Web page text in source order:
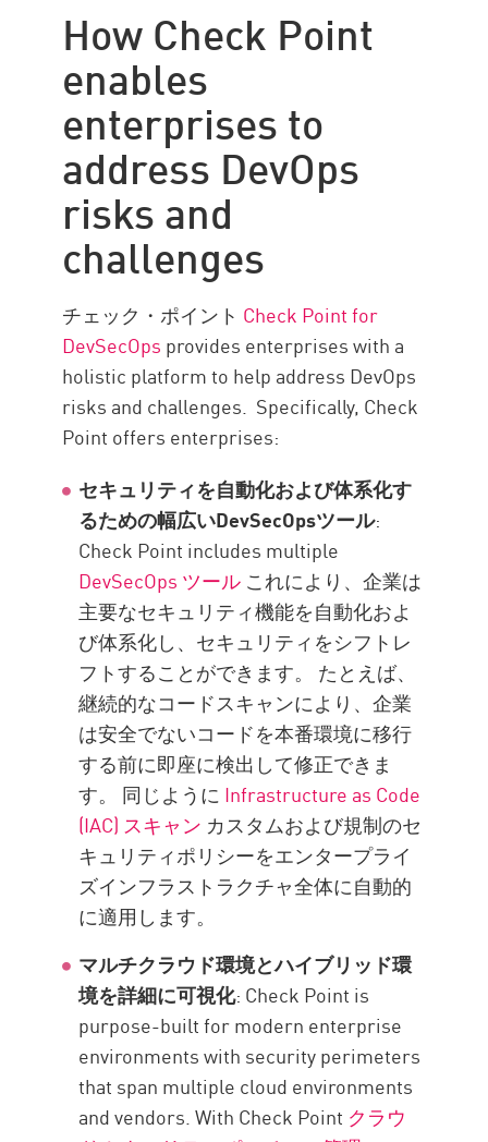
How Check Point
enables
enterprises to
address DevOps
risks and
challenges
チェック・ポイント Check Point for
DevSecOps provides enterprises with a
holistic platform to help address DevOps
risks and challenges. Specifically, Check
Point offers enterprises:
セキュリティを自動化および体系化す
るための幅広いDevSecOpsツール:
Check Point includes multiple
DevSecOps ツール これにより、企業は
主要なセキュリティ機能を自動化およ
び体系化し、セキュリティをシフトレ
フトすることができます。 たとえば、
継続的なコードスキャンにより、企業
は安全でないコードを本番環境に移行
する前に即座に検出して修正できま
す。 同じように Infrastructure as Code
(IAC) スキャン カスタムおよび規制のセ
キュリティポリシーをエンタープライ
ズインフラストラクチャ全体に自動的
に適用します。
マルチクラウド環境とハイブリッド環
境を詳細に可視化: Check Point is
purpose-built for modern enterprise
environments with security perimeters
that span multiple cloud environments
and vendors. With Check Point クラウ